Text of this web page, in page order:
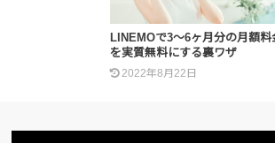
LINEMOで3〜6ヶ月分の月額料
を実質無料にする裏ワザ
2022年8月22日